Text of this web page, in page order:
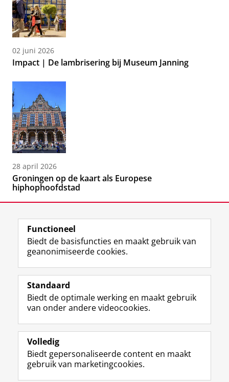
02 juni 2026
Impact | De lambrisering bij Museum Janning
28 april 2026
Groningen op de kaart als Europese
hiphophoofdstad
Volg de RUG
F
a
e
b
o
p
a
L
i
k
e
I
-
p
R
S
-
f
e
R
I
n
t
r
m
Y
o
T
e
k
Studiekiezers
Alumni
Over ons
Functioneel
Biedt de basisfuncties en maakt gebruik van
geanonimiseerde cookies.
Standaard
Biedt de optimale werking en maakt gebruik
van onder andere videocookies.
Volledig
Biedt gepersonaliseerde content en maakt
gebruik van marketingcookies.